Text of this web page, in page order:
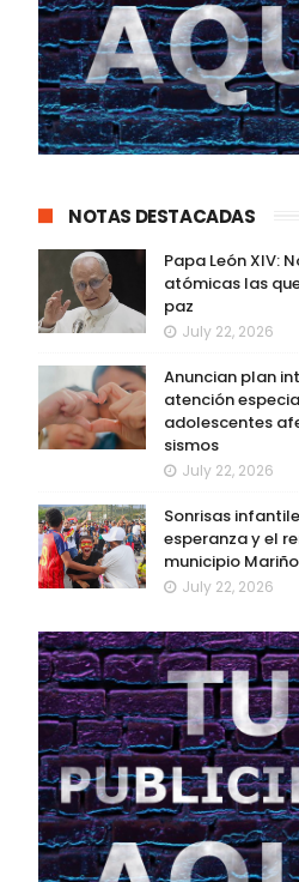
NOTAS DESTACADAS
Papa León XIV:
atómicas las
paz
July 22, 2026
Anuncian plan
atención
adolescentes
sismos
July 22, 2026
Sonrisas
esperanza y el
municipio Mariño
July 22, 2026